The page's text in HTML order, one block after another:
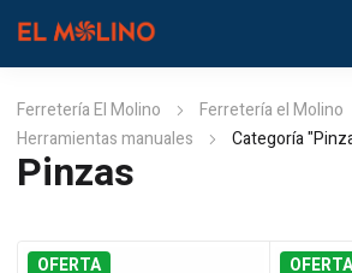
Ferretería El Molino Ferretería el Molino
Herramientas manuales
Categoría
Pinzas
OFERTA OFERTA